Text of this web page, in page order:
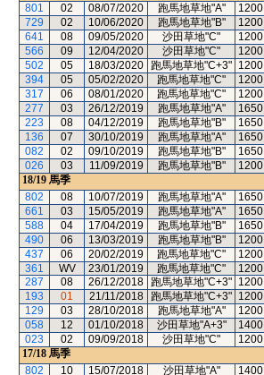
801
02 08/07/2020 跑馬地草地"A" 1200
729
02 10/06/2020 跑馬地草地"B" 1200
641
08 09/05/2020 沙田草地"C" 1200
566
09 12/04/2020 沙田草地"C" 1200
502
05 18/03/2020 跑馬地草地"C+3" 1200
394
05 05/02/2020 跑馬地草地"C" 1200
317
06 08/01/2020 跑馬地草地"C" 1200
277
03 26/12/2019 跑馬地草地"A" 1650
223
08 04/12/2019 跑馬地草地"B" 1650
136
07 30/10/2019 跑馬地草地"A" 1650
082
02 09/10/2019 跑馬地草地"B" 1650
026
03 11/09/2019 跑馬地草地"B" 1200
18/19 馬季
802
08 10/07/2019 跑馬地草地"A" 1650
661
03 15/05/2019 跑馬地草地"A" 1650
588
04 17/04/2019 跑馬地草地"B" 1650
490
06 13/03/2019 跑馬地草地"B" 1200
437
06 20/02/2019 跑馬地草地"C" 1200
361
WV 23/01/2019 跑馬地草地"C" 1200
287
08 26/12/2018 跑馬地草地"C+3" 1200
193
01 21/11/2018 跑馬地草地"C+3" 1200
129
03 28/10/2018 跑馬地草地"A" 1200
058
12 01/10/2018 沙田草地"A+3" 1400
023
02 09/09/2018 沙田草地"C" 1200
17/18 馬季
802
10 15/07/2018 沙田草地"A" 1400